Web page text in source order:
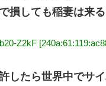
損しても稲妻は来
Z2kF
したら世界中でサ